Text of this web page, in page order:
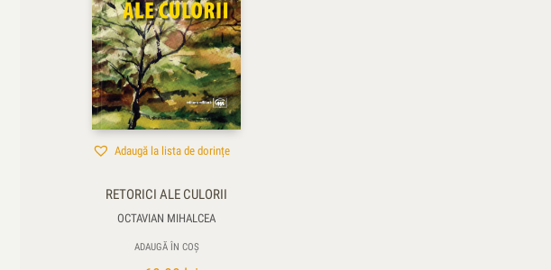
Adaugă la lista de dorințe
RETORICI ALE CULORII
OCTAVIAN MIHALCEA
ADAUGĂ ÎN COȘ